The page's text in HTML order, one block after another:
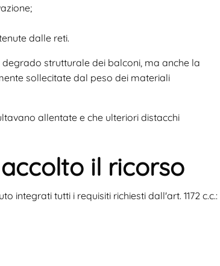
dalle reti.
strutturale dei balconi, ma anche la
sollecitate dal peso dei materiali
allentate e che ulteriori distacchi
il ricorso
integrati tutti i requisiti richiesti dall'art. 1172 c.c.: